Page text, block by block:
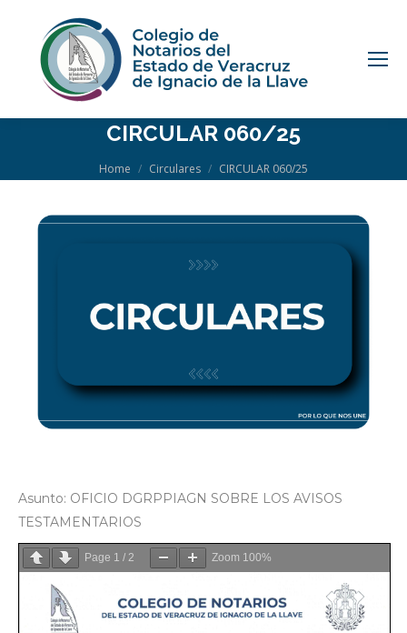
CIRCULAR 060/25
You are here:
Home Circulares CIRCULAR 060/25
Asunto: OFICIO DGRPPIAGN SOBRE LOS AVISOS
TESTAMENTARIOS
Page 1 / 2 Zoom 100%